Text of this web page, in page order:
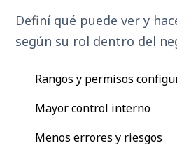
Definí qué puede ver y
según su rol dentro del
Rangos y permisos
Mayor control interno
Menos errores y riesgos